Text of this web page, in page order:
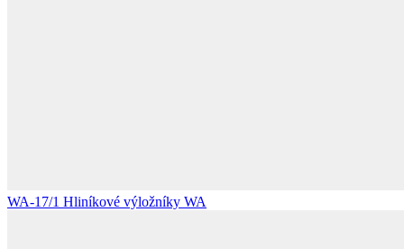
WA-17/1 Hliníkové výložníky WA